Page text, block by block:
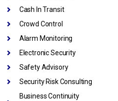
Cash In Transit
Crowd Control
Alarm Monitoring
Electronic Security
Safety Advisory
Security Risk Consulting
Business Continuity